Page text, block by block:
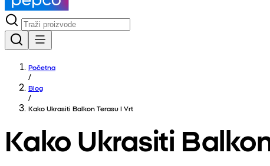
Početna
/
Blog
/
Kako Ukrasiti Balkon Terasu I Vrt
Kako Ukrasiti